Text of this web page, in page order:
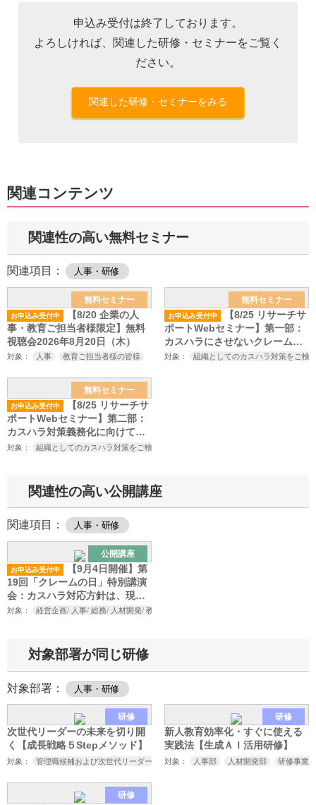
申込み受付は終了しております。
よろしければ、関連した研修・セミナーをご覧く
ださい。
関連した研修・セミナーをみる
関連コンテンツ
関連性の高い無料セミナー
関連項目： 人事・研修
無料セミナー
お申込み受付中
【8/20 企業の人
事・教育ご担当者様限定】無料
視聴会2026年8月20日（木）
対象： 人事 教育ご担当者様の皆様
無料セミナー
お申込み受付中
【8/25 リサーチサ
ポートWebセミナー】第一部：
カスハラにさせないクレーム対
応の心構えとスキル～厚生労働
対象： 組織としてのカスハラ対策をご検
無料セミナー
お申込み受付中
【8/25 リサーチサ
ポートWebセミナー】第二部：
カスハラ対策義務化に向けてや
っておくべきこと～厚生労働省
据えたカスハラ対策セミナー～
対象： 組織としてのカスハラ対策をご検討中の方
関連性の高い公開講座
関連項目： 人事・研修
公開講座
お申込み受付中
【9月4日開催】第
19回「クレームの日」特別講演
会：カスハラ対応方針は、現場
まで落とし込めていますか？
対象： 経営企画/ 人事/ 総務/ 人材開発/ 教育研修担当者/ お客様相談室/ コールセンター/
対象部署が同じ研修
対象部署： 人事・研修
研修
次世代リーダーの未来を切り開
く【成長戦略５Stepメソッド】
対象： 管理職候補および次世代リーダー
研修
新人教育効率化・すぐに使える
実践法【生成ＡＩ活用研修】
対象： 人事部 人材開発部 研修事業
研修